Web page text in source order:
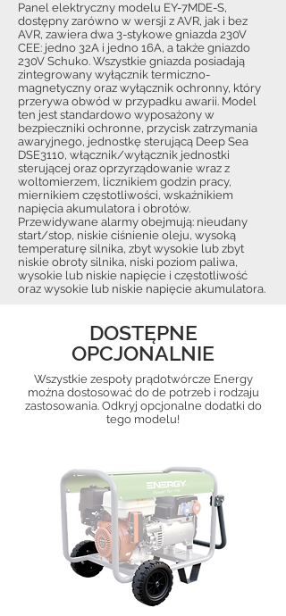
Panel elektryczny modelu EY-7MDE-S,
dostępny zarówno w wersji z AVR, jak i bez
AVR, zawiera dwa 3-stykowe gniazda 230V
CEE: jedno 32A i jedno 16A, a także gniazdo
230V Schuko. Wszystkie gniazda posiadają
zintegrowany wyłącznik termiczno-
magnetyczny oraz wyłącznik ochronny, który
przerywa obwód w przypadku awarii. Model
ten jest standardowo wyposażony w
bezpieczniki ochronne, przycisk zatrzymania
awaryjnego, jednostkę sterującą Deep Sea
DSE3110, włącznik/wyłącznik jednostki
sterującej oraz oprzyrządowanie wraz z
woltomierzem, licznikiem godzin pracy,
miernikiem częstotliwości, wskaźnikiem
napięcia akumulatora i obrotów.
Przewidywane alarmy obejmują: nieudany
start/stop, niskie ciśnienie oleju, wysoką
temperaturę silnika, zbyt wysokie lub zbyt
niskie obroty silnika, niski poziom paliwa,
wysokie lub niskie napięcie i częstotliwość
oraz wysokie lub niskie napięcie akumulatora.
DOSTĘPNE
OPCJONALNIE
Wszystkie zespoły prądotwórcze Energy
można dostosować do de potrzeb i rodzaju
zastosowania. Odkryj opcjonalne dodatki do
tego modelu!